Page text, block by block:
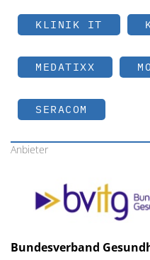
KLINIK IT
MEDATIXX
SERACOM
Anbieter
Bundesverband